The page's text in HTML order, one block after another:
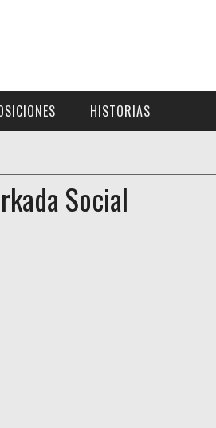
HISTORIAS
Social